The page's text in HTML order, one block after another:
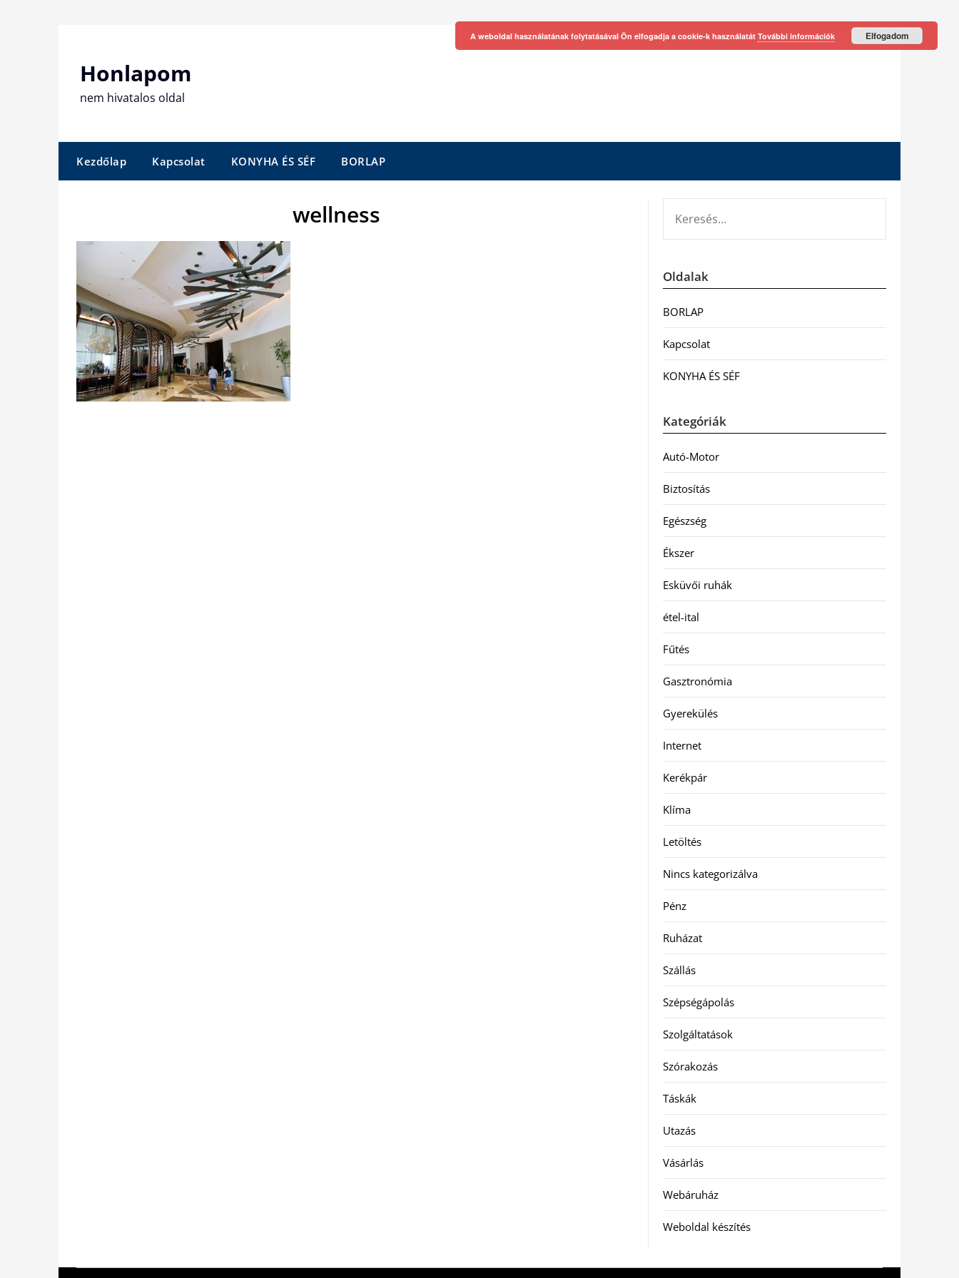
Honlapom
nem hivatalos oldal
Kezdőlap Kapcsolat KONYHA ÉS SÉF BORLAP
wellness
Oldalak
BORLAP
Kapcsolat
KONYHA ÉS SÉF
Kategóriák
Autó-Motor
Biztosítás
Egészség
Ékszer
Esküvői ruhák
étel-ital
Fűtés
Gasztronómia
Gyerekülés
Internet
Kerékpár
Klíma
Letöltés
Nincs kategorizálva
Pénz
Ruházat
Szállás
Szépségápolás
Szolgáltatások
Szórakozás
Táskák
Utazás
Vásárlás
Webáruház
Weboldal készítés
A weboldal használatának folytatásával Ön elfogadja a cookie-k használatát További információk Elfogadom